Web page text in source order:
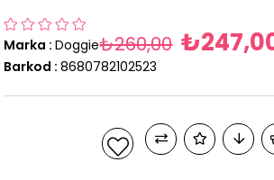
Marka : Doggie₺260,00
Barkod : 8680782102523